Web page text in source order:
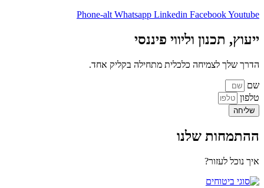
Phone-alt Whatsapp Linkedin FacebookYoutube
ייעוץ, תכנון וליווי פיננסי
הדרך שלך לצמיחה כלכלית מתחילה בקליק אחד.
שם
טלפון
שליחה
ההתמחות שלנו
איך נוכל לעזור?